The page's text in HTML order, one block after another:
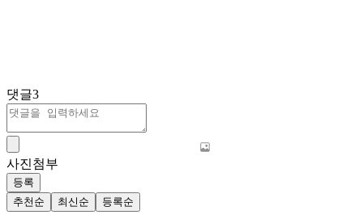
댓글3
사진첨부
등록
추천순
최신순 등록순